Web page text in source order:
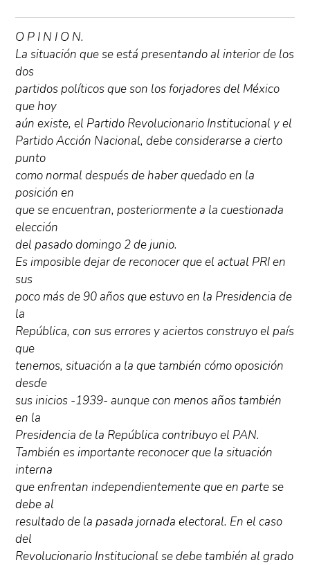
O P I N I O N.
La situación que se está presentando al interior de los
dos
partidos políticos que son los forjadores del México
que hoy
aún existe, el Partido Revolucionario Institucional y el
Partido Acción Nacional, debe considerarse a cierto
punto
como normal después de haber quedado en la
posición en
que se encuentran, posteriormente a la cuestionada
elección
del pasado domingo 2 de junio.
Es imposible dejar de reconocer que el actual PRI en
sus
poco más de 90 años que estuvo en la Presidencia de
la
República, con sus errores y aciertos construyo el país
que
tenemos, situación a la que también cómo oposición
desde
sus inicios -1939- aunque con menos años también
en la
Presidencia de la República contribuyo el PAN.
También es importante reconocer que la situación
interna
que enfrentan independientemente que en parte se
debe al
resultado de la pasada jornada electoral. En el caso
del
Revolucionario Institucional se debe también al grado